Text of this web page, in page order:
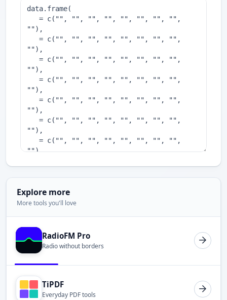
Explore more
More tools you'll love
RadioFM Pro
Radio without borders
TiPDF
Everyday PDF tools